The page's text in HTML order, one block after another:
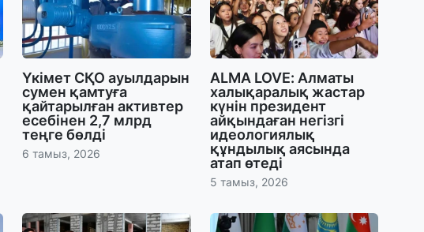
Үкімет СҚО ауылдарын
сумен қамтуға
қайтарылған активтер
есебінен 2,7 млрд
теңге бөлді
6 тамыз, 2026
ALMA LOVE: Алматы
халықаралық жастар
күнін президент
айқындаған негізгі
идеологиялық
құндылық аясында
атап өтеді
5 тамыз, 2026